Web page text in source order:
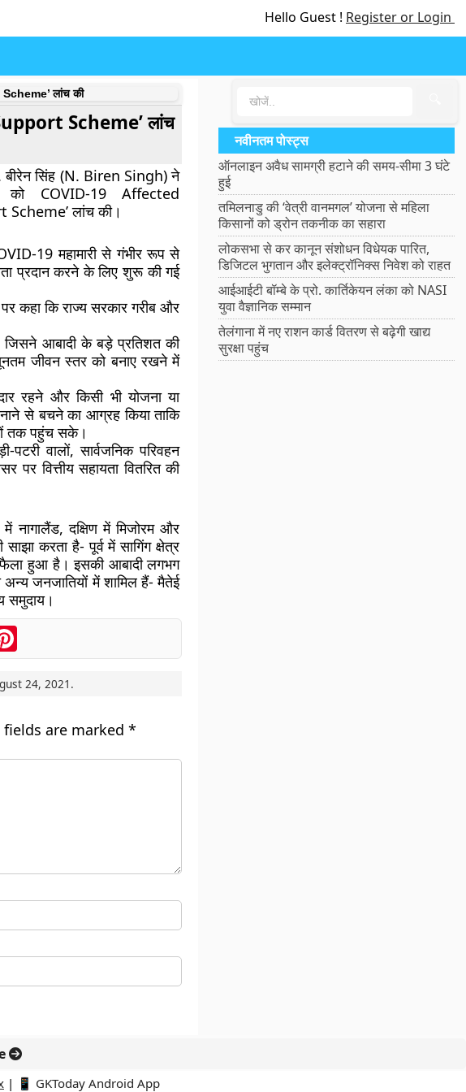
Hello Guest ! Register or Login
लांच की
Scheme’ लांच
बीरेन सिंह (N. Biren Singh) ने
COVID-19 Affected
लांच की।
19 महामारी से गंभीर रूप से
प्रदान करने के लिए शुरू की गई
कहा कि राज्य सरकार गरीब और
आबादी के बड़े प्रतिशत की
जीवन स्तर को बनाए रखने में
रहने और किसी भी योजना या
से बचने का आग्रह किया ताकि
तक पहुंच सके।
वालों, सार्वजनिक परिवहन
वित्तीय सहायता वितरित की
नागालैंड, दक्षिण में मिजोरम और
करता है- पूर्व में सागिंग क्षेत्र
फैला हुआ है। इसकी आबादी लगभग
जनजातियों में शामिल हैं- मैतेई
समुदाय।
Pinterest
24, 2021 .
fields are marked *
नवीनतम पोस्ट्स
ऑनलाइन अवैध सामग्री हटाने की समय-सीमा 3 घंटे
हुई
तमिलनाडु की ‘वेत्री वानमगल’ योजना से महिला
किसानों को ड्रोन तकनीक का सहारा
लोकसभा से कर कानून संशोधन विधेयक पारित,
डिजिटल भुगतान और इलेक्ट्रॉनिक्स निवेश को राहत
आईआईटी बॉम्बे के प्रो. कार्तिकेयन लंका को NASI
युवा वैज्ञानिक सम्मान
तेलंगाना में नए राशन कार्ड वितरण से बढ़ेगी खाद्य
सुरक्षा पहुंच
| 📱 GKToday Android App